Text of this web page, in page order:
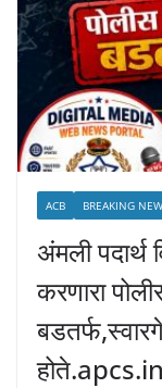
ACB BREAKING
अंमली पदार्थ
करणारा
होते.apcs.in